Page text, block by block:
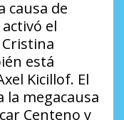
causa de
el
está
Kicillof. El
la megacausa
Centeno y